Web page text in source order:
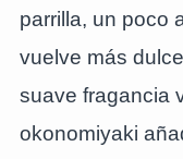
parrilla, un poco
vuelve más
suave fragancia
okonomiyaki